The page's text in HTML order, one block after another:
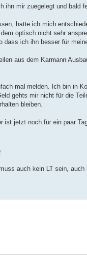
ihn mir zuegelegt und
hatte ich mich
optisch nicht sehr
dass ich ihn besser für
aus dem Karmann
mal melden. Ich bin in
gehts mir nicht für die
bleiben.
jetzt noch für ein paar
auch kein LT sein,